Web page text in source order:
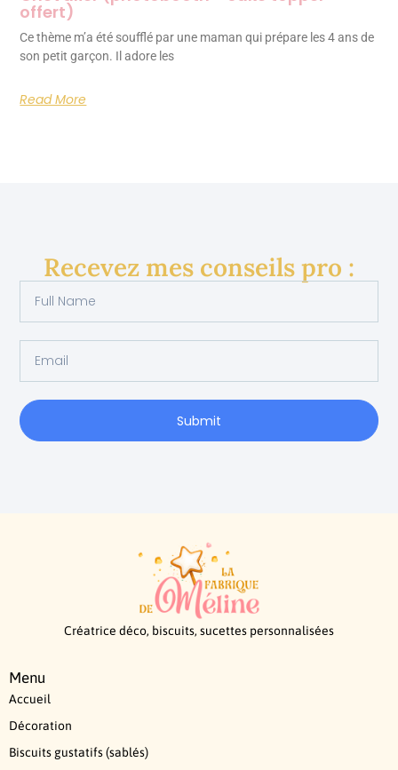
offert)
Ce thème m’a été soufflé par une maman qui prépare les 4 ans de
son petit garçon. Il adore les
Read More
Recevez mes conseils pro :
Submit
Créatrice déco, biscuits, sucettes personnalisées
Menu
Accueil
Décoration
Biscuits gustatifs (sablés)